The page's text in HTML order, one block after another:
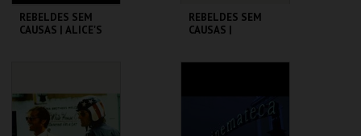
REBELDES SEM
CAUSAS | ALICE'S
MAIS INFO
REBELDES SEM
CAUSAS |
MAIS INFO